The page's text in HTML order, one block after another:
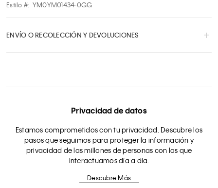
Estilo #: YM0YM01434-0GG
ENVÍO O RECOLECCIÓN Y DEVOLUCIONES
Privacidad de datos
Estamos comprometidos con tu privacidad. Descubre los
pasos que seguimos para proteger la información y
privacidad de las millones de personas con las que
interactuamos día a día.
Descubre Más